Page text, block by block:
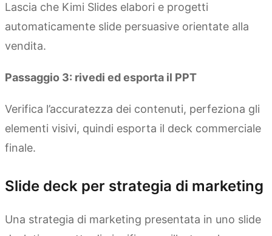
Lascia che Kimi Slides elabori e progetti
automaticamente slide persuasive orientate alla
vendita.
Passaggio 3: rivedi ed esporta il PPT
Verifica l’accuratezza dei contenuti, perfeziona gli
elementi visivi, quindi esporta il deck commerciale
finale.
Slide deck per strategia di marketing
Una strategia di marketing presentata in uno slide